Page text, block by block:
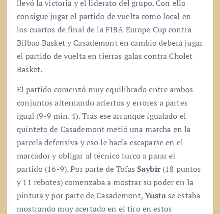
llevó la victoria y el liderato del grupo. Con ello
consigue jugar el partido de vuelta como local en
los cuartos de final de la FIBA Europe Cup contra
Bilbao Basket y Casademont en cambio deberá jugar
el partido de vuelta en tierras galas contra Cholet
Basket.
El partido comenzó muy equilibrado entre ambos
conjuntos alternando aciertos y errores a partes
igual (9-9 min. 4). Tras ese arranque igualado el
quinteto de Casademont metió una marcha en la
parcela defensiva y eso le hacía escaparse en el
marcador y obligar al técnico turco a parar el
partido (16-9). Por parte de TofasSaybir(18 puntos
y 11 rebotes) comenzaba a mostrar su poder en la
pintura y por parte de Casademont,Yustase estaba
mostrando muy acertado en el tiro en estos